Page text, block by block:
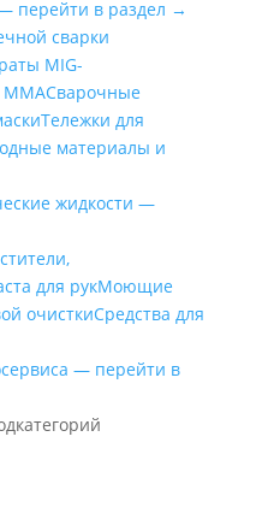
перейти в раздел →
сварки
MIG-
Сварочные
Тележки для
материалы и
жидкости —
для рукМоющие
очисткиСредства для
— перейти в